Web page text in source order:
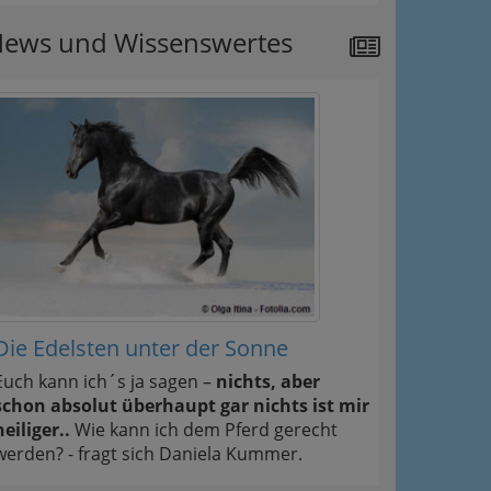
und Wissenswertes
Edelsten unter der Sonne
kann ich´s ja sagen – nichts, aber
absolut überhaupt gar nichts ist mir
Wie kann ich dem Pferd gerecht
- fragt sich Daniela Kummer.